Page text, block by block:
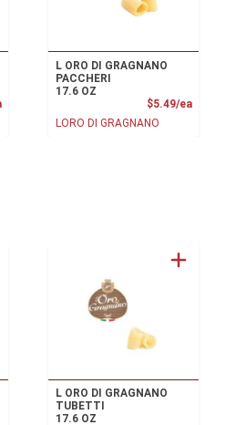
Product Price
L ORO DI GRAGNANO
PACCHERI
17.6 OZ
$5.49/ea
LORO DI GRAGNANO
L ORO DI GRAGNANO
TUBETTI
17.6 OZ